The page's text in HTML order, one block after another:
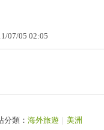
/07/05 02:05
分類： 海外旅遊 美洲